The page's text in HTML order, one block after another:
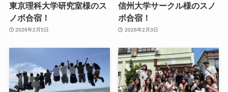
東京理科大学研究室様のス
ノボ合宿！
2026年2月5日
信州大学サークル様のスノ
ボ合宿！
2026年2月3日